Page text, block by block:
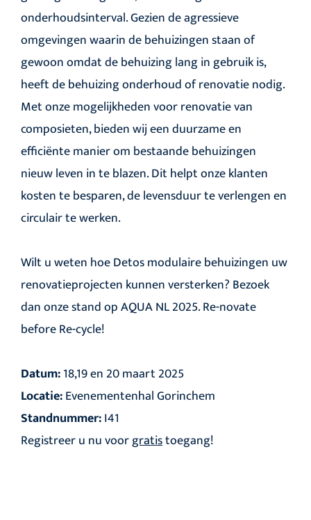
onderhoudsinterval. Gezien de agressieve
omgevingen waarin de behuizingen staan of
gewoon omdat de behuizing lang in gebruik is,
heeft de behuizing onderhoud of renovatie nodig.
Met onze mogelijkheden voor renovatie van
composieten, bieden wij een duurzame en
efficiënte manier om bestaande behuizingen
nieuw leven in te blazen. Dit helpt onze klanten
kosten te besparen, de levensduur te verlengen en
circulair te werken.
Wilt u weten hoe Detos modulaire behuizingen uw
renovatieprojecten kunnen versterken? Bezoek
dan onze stand op AQUA NL 2025. Re-novate
before Re-cycle!
Datum:18,19 en 20 maart 2025
Locatie:Evenementenhal Gorinchem
Standnummer:I41
Registreer u nu voorgratistoegang!